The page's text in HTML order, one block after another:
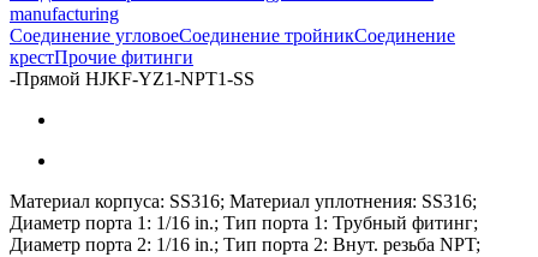
manufacturing
Соединение угловоеСоединение тройникСоединение
крестПрочие фитинги
-Прямой HJKF-YZ1-NPT1-SS
Материал корпуса: SS316; Материал уплотнения: SS316;
Диаметр порта 1: 1/16 in.; Тип порта 1: Трубный фитинг;
Диаметр порта 2: 1/16 in.; Тип порта 2: Внут. резьба NPT;